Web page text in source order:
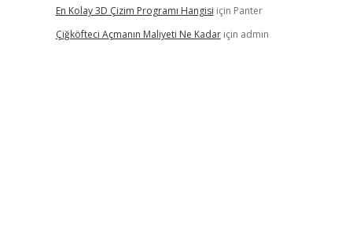
En Kolay 3D Çizim Programı Hangisi için Panter
Çiğköfteci Açmanın Maliyeti Ne Kadariçin admin